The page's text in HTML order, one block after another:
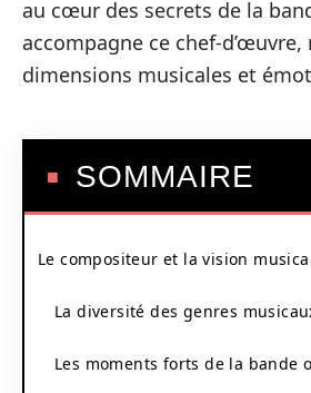
au cœur des secrets de la
accompagne ce chef-d’œuvre,
dimensions musicales et
SOMMAIRE
Le compositeur et la vision
La diversité des genres
Les moments forts de la bande